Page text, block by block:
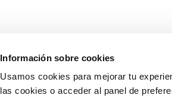
Información sobre cookies
Usamos cookies para mejorar tu
las cookies o acceder al panel de